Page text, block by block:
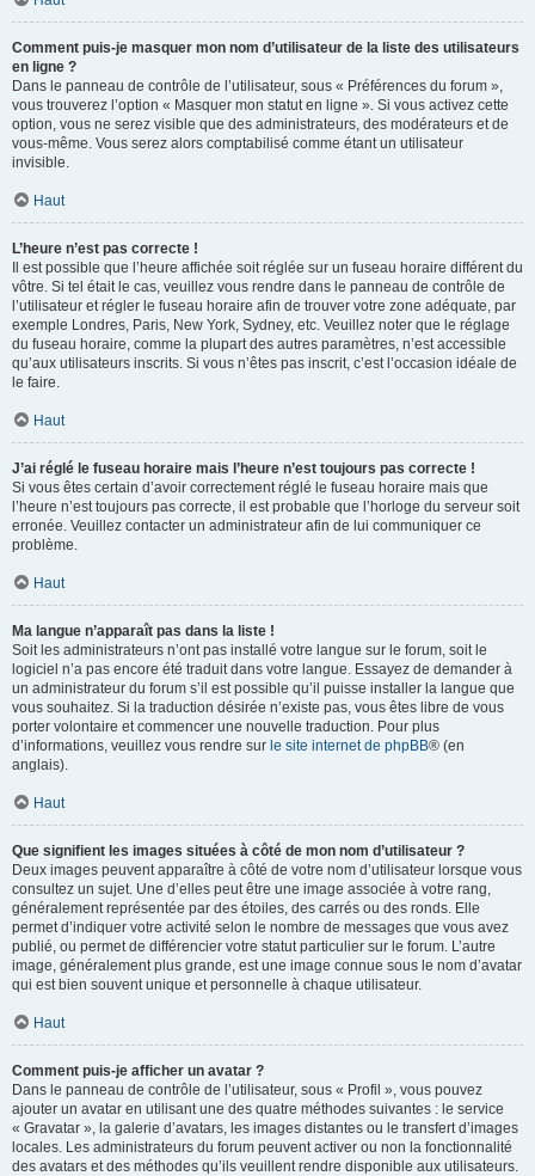
Comment puis-je masquer mon nom d’utilisateur de la liste des utilisateurs
en ligne ?
Dans le panneau de contrôle de l’utilisateur, sous « Préférences du forum »,
vous trouverez l’option « Masquer mon statut en ligne ». Si vous activez cette
option, vous ne serez visible que des administrateurs, des modérateurs et de
vous-même. Vous serez alors comptabilisé comme étant un utilisateur
invisible.
Haut
L’heure n’est pas correcte !
Il est possible que l’heure affichée soit réglée sur un fuseau horaire différent du
vôtre. Si tel était le cas, veuillez vous rendre dans le panneau de contrôle de
l’utilisateur et régler le fuseau horaire afin de trouver votre zone adéquate, par
exemple Londres, Paris, New York, Sydney, etc. Veuillez noter que le réglage
du fuseau horaire, comme la plupart des autres paramètres, n’est accessible
qu’aux utilisateurs inscrits. Si vous n’êtes pas inscrit, c’est l’occasion idéale de
le faire.
Haut
J’ai réglé le fuseau horaire mais l’heure n’est toujours pas correcte !
Si vous êtes certain d’avoir correctement réglé le fuseau horaire mais que
l’heure n’est toujours pas correcte, il est probable que l’horloge du serveur soit
erronée. Veuillez contacter un administrateur afin de lui communiquer ce
problème.
Haut
Ma langue n’apparaît pas dans la liste !
Soit les administrateurs n’ont pas installé votre langue sur le forum, soit le
logiciel n’a pas encore été traduit dans votre langue. Essayez de demander à
un administrateur du forum s’il est possible qu’il puisse installer la langue que
vous souhaitez. Si la traduction désirée n’existe pas, vous êtes libre de vous
porter volontaire et commencer une nouvelle traduction. Pour plus
d’informations, veuillez vous rendre sur le site internet de phpBB® (en
anglais).
Haut
Que signifient les images situées à côté de mon nom d’utilisateur ?
Deux images peuvent apparaître à côté de votre nom d’utilisateur lorsque vous
consultez un sujet. Une d’elles peut être une image associée à votre rang,
généralement représentée par des étoiles, des carrés ou des ronds. Elle
permet d’indiquer votre activité selon le nombre de messages que vous avez
publié, ou permet de différencier votre statut particulier sur le forum. L’autre
image, généralement plus grande, est une image connue sous le nom d’avatar
qui est bien souvent unique et personnelle à chaque utilisateur.
Haut
Comment puis-je afficher un avatar ?
Dans le panneau de contrôle de l’utilisateur, sous « Profil », vous pouvez
ajouter un avatar en utilisant une des quatre méthodes suivantes : le service
« Gravatar », la galerie d’avatars, les images distantes ou le transfert d’images
locales. Les administrateurs du forum peuvent activer ou non la fonctionnalité
des avatars et des méthodes qu’ils veuillent rendre disponible aux utilisateurs.